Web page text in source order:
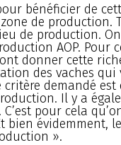
bénéficier de
de production.
de production.
AOP. Pour
donner cette
des vaches
demandé est
Il y a
pour cela
bien évidemment,
».